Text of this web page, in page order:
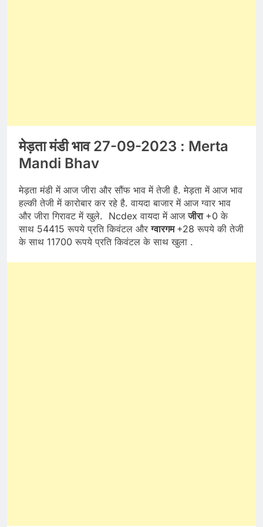
मेड़ता मंडी भाव 27-09-2023 : Merta
Mandi Bhav
मेड़ता मंडी में आज जीरा और सौंफ भाव में तेजी है. मेड़ता में आज भाव
हल्की तेजी में कारोबार कर रहे है. वायदा बाजार में आज ग्वार भाव
और जीरा गिरावट में खुले. Ncdex वायदा में आजजीरा +0 के
साथ 54415 रूपये प्रति किवंटल औरग्वारगम +28 रूपये की तेजी
के साथ 11700 रूपये प्रति किवंटल के साथ खुला .